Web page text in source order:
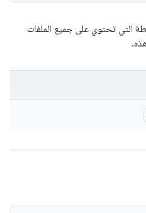
التي تحتوي على جميع الملفات